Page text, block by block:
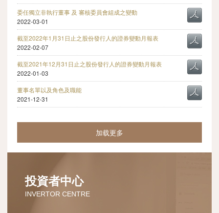
委任獨立非執行董事 及 審核委員會組成之變動
2022-03-01
截至2022年1月31日止之股份發行人的證券變動月報表
2022-02-07
截至2021年12月31日止之股份發行人的證券變動月報表
2022-01-03
董事名單以及角色及職能
2021-12-31
加载更多
投資者中心
INVERTOR CENTRE